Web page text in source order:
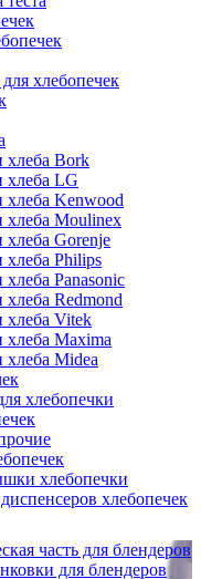
хлебопечек
Bork
LG
Kenwood
Moulinex
Gorenje
Philips
Panasonic
Redmond
Vitek
Maxima
Midea
хлебопечки
хлебопечки
хлебопечек
часть для блендеров
для блендеров